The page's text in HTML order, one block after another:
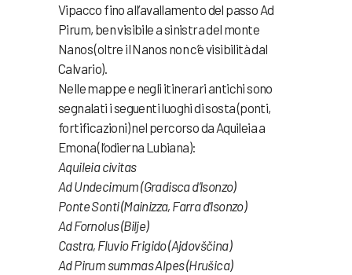
Vipacco fino all’avallamento del passo Ad
Pirum, ben visibile a sinistra del monte
Nanos (oltre il Nanos non c’è visibilità dal
Calvario).
Nelle mappe e negli itinerari antichi sono
segnalati i seguenti luoghi di sosta (ponti,
fortificazioni) nel percorso da Aquileia a
Emona (l‘odierna Lubiana):
Aquileia civitas
Ad Undecimum (Gradisca d’Isonzo)
Ponte Sonti (Mainizza, Farra d’Isonzo)
Ad Fornolus (Bilje)
Castra, Fluvio Frigido (Ajdovščina)
Ad Pirum summas Alpes (Hrušica)